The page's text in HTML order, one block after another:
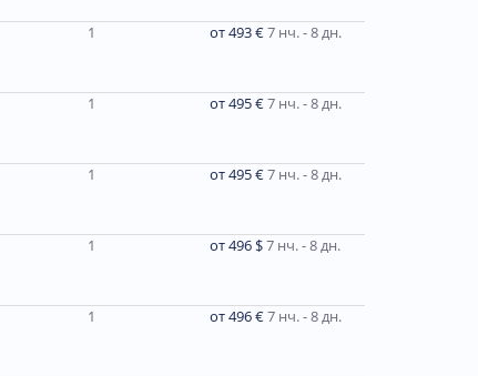
1 от 493 €7 нч. - 8 дн.
1 от 495 €7 нч. - 8 дн.
1 от 495 €7 нч. - 8 дн.
1 от 496 $7 нч. - 8 дн.
1 от 496 €7 нч. - 8 дн.